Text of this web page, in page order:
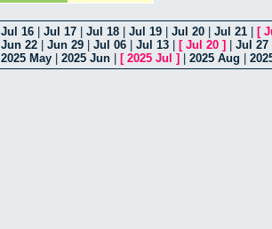
Jul 16 Jul 17 Jul 18 Jul 19 Jul 20 Jul 21 [
Jun 22 Jun 29 Jul 06 Jul 13 [ Jul 20 ] Jul 27
2025 May 2025 Jun [ 2025 Jul ] 2025 Aug